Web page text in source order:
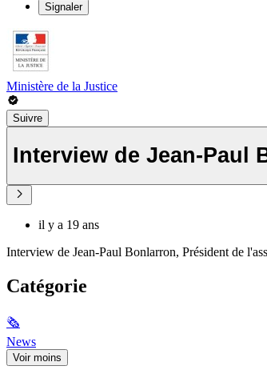
Signaler
Ministère de la Justice
Suivre
Interview de Jean-Paul
il y a 19 ans
Interview de Jean-Paul Bonlarron, Président de
Catégorie
🗞
News
Voir moins